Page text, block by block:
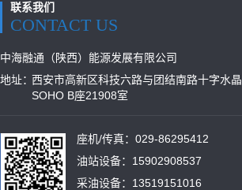
联系我们
CONTACT US
中海融通（陕西）能源发展有限公司
地址：西安市高新区科技六路与团结南路十字水晶
SOHO B座21908室
座机/传真：029-86295412
油站设备：15902908537
采油设备：13519151016